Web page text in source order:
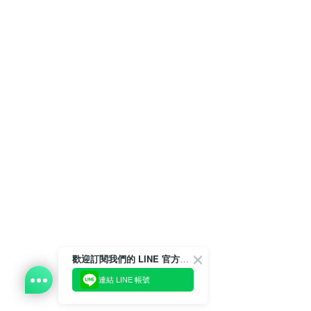
歡迎訂閱我們的 LINE 官方帳號
連結 LINE 帳號